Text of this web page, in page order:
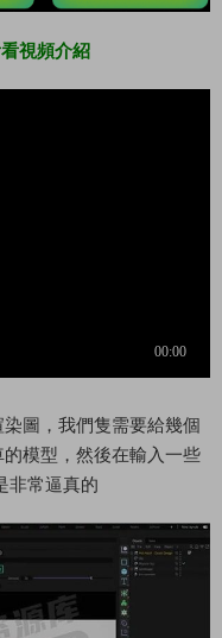
視頻介紹
圖，我們隻需要給幾個
模型，然後在輸入一些
非常逼真的